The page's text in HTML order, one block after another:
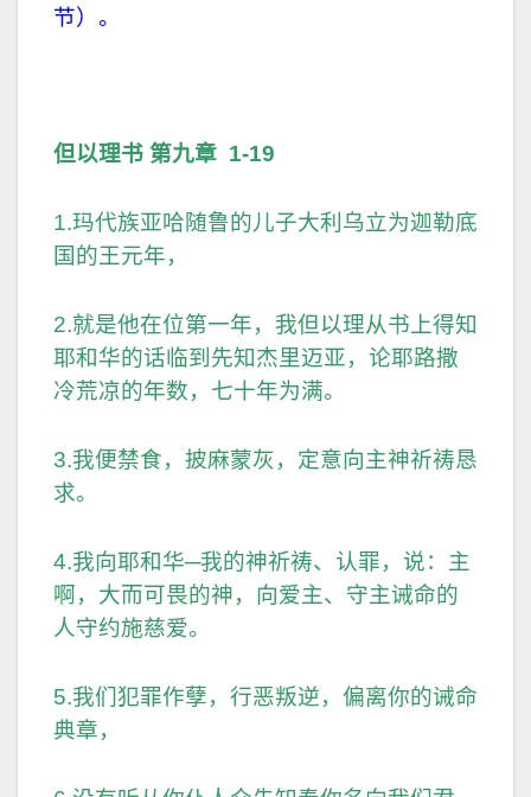
节）。
但以理书 第九章 1-19
1.玛代族亚哈随鲁的儿子大利乌立为迦勒底
国的王元年，
2.就是他在位第一年，我但以理从书上得知
耶和华的话临到先知杰里迈亚，论耶路撒
冷荒凉的年数，七十年为满。
3.我便禁食，披麻蒙灰，定意向主神祈祷恳
求。
4.我向耶和华─我的神祈祷、认罪，说：主
啊，大而可畏的神，向爱主、守主诫命的
人守约施慈爱。
5.我们犯罪作孽，行恶叛逆，偏离你的诫命
典章，